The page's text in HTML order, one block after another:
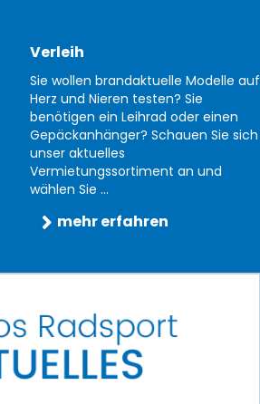
Verleih
Sie wollen brandaktuelle Modelle auf
Herz und Nieren testen? Sie
benötigen ein Leihrad oder einen
Gepäckanhänger? Schauen Sie sich
unser aktuelles
Vermietungssortiment an und
wählen Sie ...
mehr erfahren